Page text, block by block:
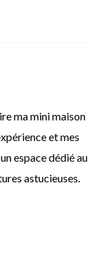
ma mini maison
et mes
espace dédié au
astucieuses.